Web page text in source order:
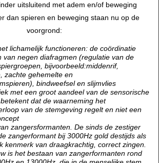
uitsluitend met adem en/of beweging
dan spieren en beweging staan nu op de
voorgrond:
lichamelijk functioneren: de coördinatie
van negen diafragmen (regulatie van de
bijvoorbeeld:middenrif,
zachte gehemelte en
bindweefsel en slijmvlies
met een groot aandeel van de sensorische
dat de waarneming het
van de stemgeving regelt en niet een
zangersformanten. De sinds de zestiger
zangerformant bij 3000Hz gold destijds als
kenmerk van draagkrachtig, correct zingen.
is het bestaan van zangerformanten rond